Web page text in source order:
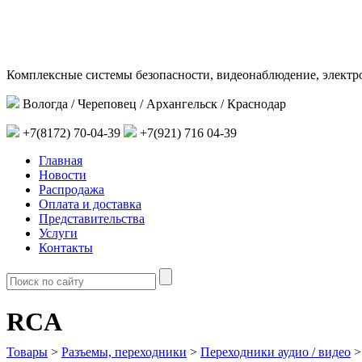
Комплексные системы безопасности, видеонаблюдение,
Вологда / Череповец / Архангельск / Краснодар
+7(8172) 70-04-39
+7(921) 716 04-39
Главная
Новости
Распродажа
Оплата и доставка
Представительства
Услуги
Контакты
RCA
Товары > Разъемы, переходники > Переходники аудио / видео >